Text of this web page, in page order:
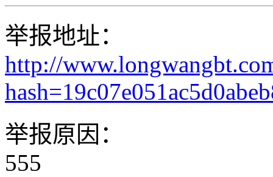
举报地址：
http://
举报原因：
555